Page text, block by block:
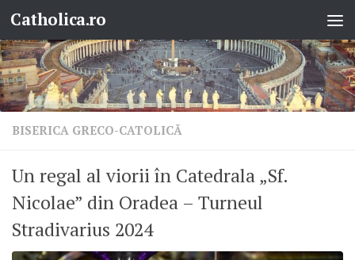
Skip to content
Catholica.ro
BISERICA GRECO-CATOLICĂ
Un regal al viorii în Catedrala „Sf.
Nicolae” din Oradea – Turneul
Stradivarius 2024